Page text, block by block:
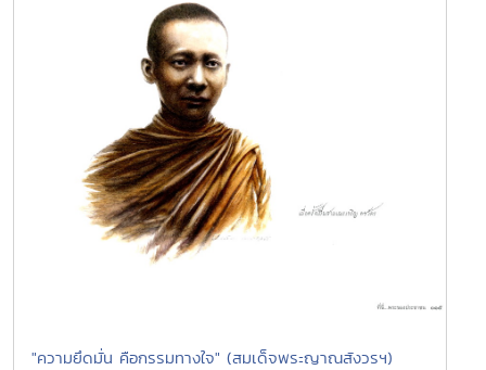
"ความยึดมั่น คือกรรมทางใจ" (สมเด็จพระญาณสังวรฯ)